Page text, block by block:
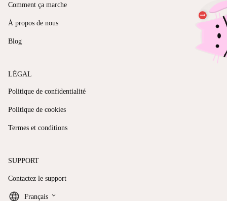
Comment ça marche
À propos de nous
Blog
LÉGAL
Politique de confidentialité
Politique de cookies
Termes et conditions
SUPPORT
Contactez le support
Français keyboard_arrow_down